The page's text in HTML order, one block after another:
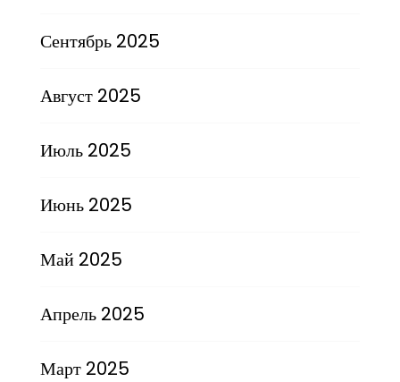
Сентябрь 2025
Август 2025
Июль 2025
Июнь 2025
Май 2025
Апрель 2025
Март 2025